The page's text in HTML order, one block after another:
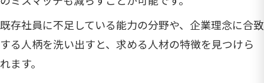
既存社員に不足している能力の分野や、企業理念に合致
する人柄を洗い出すと、求める人材の特徴を見つけら
れます。